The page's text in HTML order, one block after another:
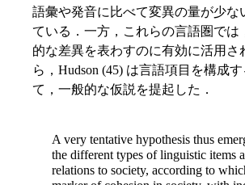
語彙や発音に比べて変異の量が少な
ている．一方，これらの言語圏では
的な差異を表わすのに有効に活用さ
ら，Hudson (45) は言語項目を構成
て，一般的な仮説を提起した．
A very tentative hypothesis thus
the different types of linguistic items
relations to society, according to